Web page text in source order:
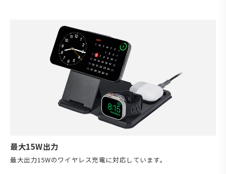
最大15W出力
最大出力15Wのワイヤレス充電に対応しています。